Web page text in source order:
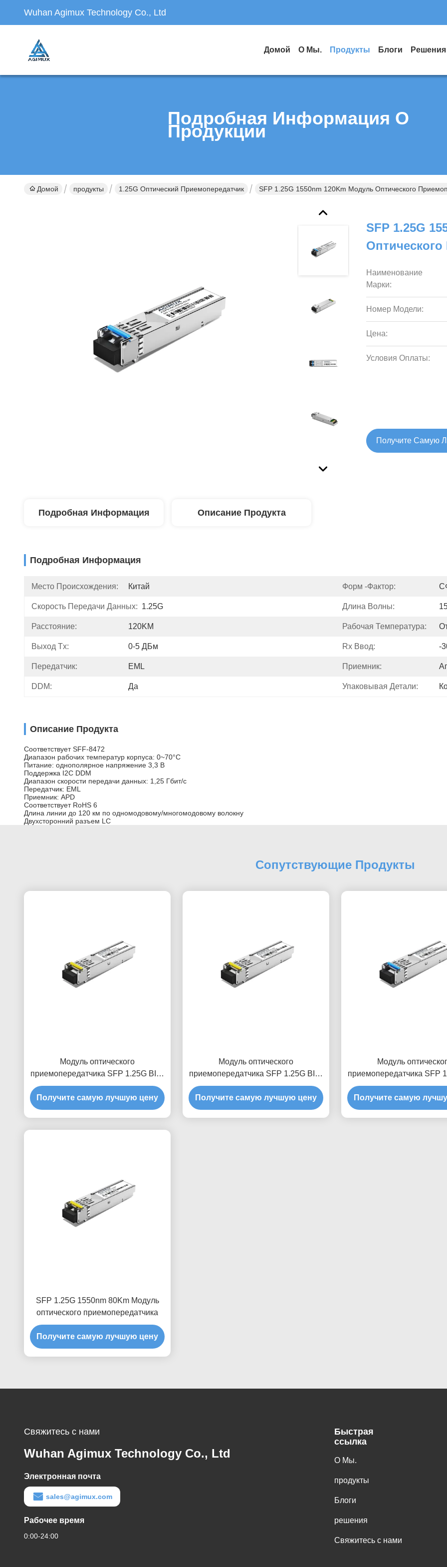
Wuhan Agimux Technology Co., Ltd
Домой О Мы. Продукты Блоги Решения
Подробная Информация О
Продукции
Домой продукты 1.25G Оптический Приемопередатчик SFP 1.25G 1550nm 120Km Модуль Оптического
SFP 1.25G
Наименование
Марки:
Номер Модели:
Цена:
Условия Оплаты:
Получите Самую
Подробная Информация Описание Продукта
Подробная Информация
Место Происхождения: Китай Форм -фактор:
Скорость Передачи Данных: 1.25G Длина Волны:
Расстояние: 120KM Рабочая Температура:
Выход Tx: 0-5 ДБм Rx Ввод: -
Передатчик: EML Приемник:
DDM: Да Упаковывая Детали:
Описание Продукта
Соответствует SFF-8472
Диапазон рабочих температур корпуса: 0~70°C
Питание: однополярное напряжение 3,3 В
Поддержка I2C DDM
Диапазон скорости передачи данных: 1,25 Гбит/с
Передатчик: EML
Приемник: APD
Соответствует RoHS 6
Длина линии до 120 км по одномодовому/многомодовому волокну
Двухсторонний разъем LC
Сопутствующие Продукты
Модуль оптического
приемопередатчика SFP 1.25G BIDI
120 км
Получите самую лучшую цену
Модуль оптического
приемопередатчика SFP 1.25G BIDI
80Km
Получите самую лучшую цену
Модуль
приемопередатчика SFP
40 км
Получите самую
SFP 1.25G 1550nm 80Km Модуль
оптического приемопередатчика
Получите самую лучшую цену
Свяжитесь с нами
Wuhan Agimux Technology Co., Ltd
Электронная почта
sales@agimux.com
Рабочее время
0:00-24:00
Быстрая
ссылка
О Мы.
продукты
Блоги
решения
Свяжитесь с нами